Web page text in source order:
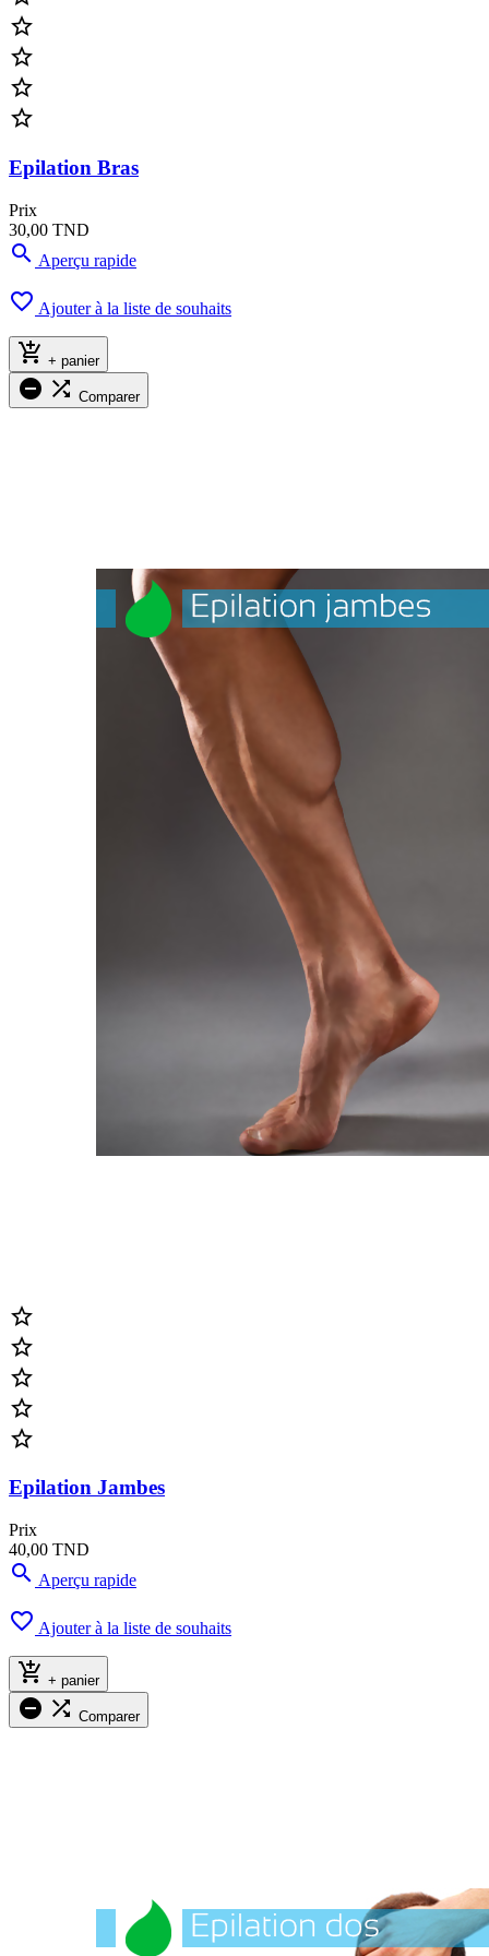




Epilation Bras
Prix
30,00 TND
 Aperçu rapide
 Ajouter à la liste de souhaits
 + panier
  Comparer





Epilation Jambes
Prix
40,00 TND
 Aperçu rapide
 Ajouter à la liste de souhaits
 + panier
  Comparer